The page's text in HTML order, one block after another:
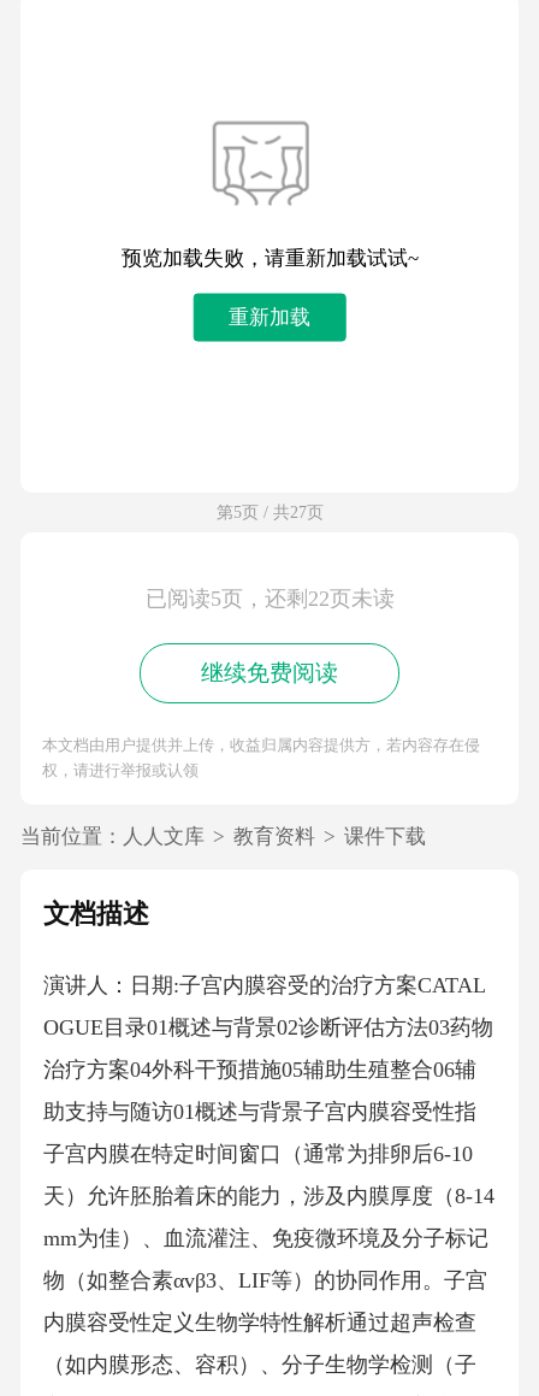
预览加载失败，请重新加载试试~
重新加载
第5页 / 共27页
已阅读5页，还剩22页未读
继续免费阅读
本文档由用户提供并上传，收益归属内容提供方，若内容存在侵
权，请进行举报或认领
当前位置： 人人文库 > 教育资料 > 课件下载
文档描述
演讲人：日期:子宫内膜容受的治疗方案CATAL
OGUE目录01概述与背景02诊断评估方法03药物
治疗方案04外科干预措施05辅助生殖整合06辅
助支持与随访01概述与背景子宫内膜容受性指
子宫内膜在特定时间窗口（通常为排卵后6-10
天）允许胚胎着床的能力，涉及内膜厚度（8-14
mm为佳）、血流灌注、免疫微环境及分子标记
物（如整合素αvβ3、LIF等）的协同作用。子宫
内膜容受性定义生物学特性解析通过超声检查
（如内膜形态、容积）、分子生物学检测（子